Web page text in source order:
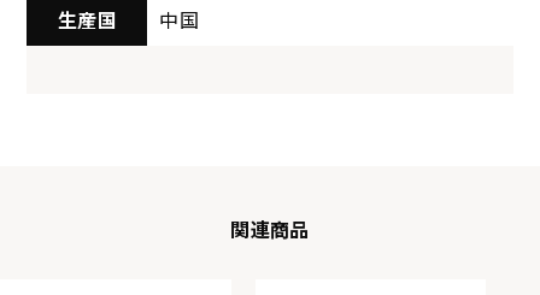
生産国
中国
関連商品